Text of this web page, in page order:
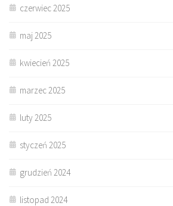
czerwiec 2025
maj 2025
kwiecień 2025
marzec 2025
luty 2025
styczeń 2025
grudzień 2024
listopad 2024